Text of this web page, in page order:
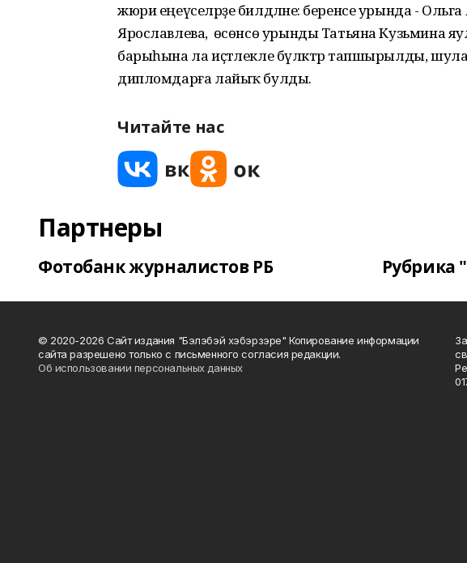
жюри еңеүселәрҙе билдәләне: беренсе урында -
Ярославлева, ә өсөнсө урынды Татьяна Кузьмина
барыһына ла иҫтәлекле бүләктәр тапшырылды,
дипломдарға лайыҡ булды.
Читайте нас
Партнеры
Фотобанк журналистов РБ Рубрика
© 2020-2026 Сайт издания "Бэлэбэй хэбэрзэре" Копирование информации
сайта разрешено только с письменного согласия редакции.
Об использовании персональных данных